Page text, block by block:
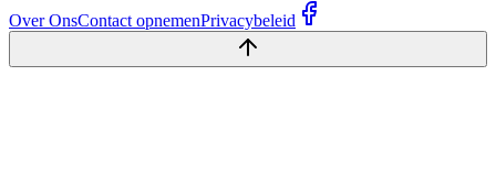
Over OnsContact opnemenPrivacybeleid